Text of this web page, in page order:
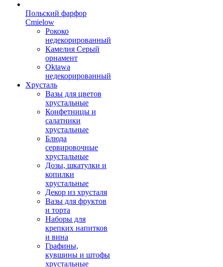
Польский фарфор
Сmielow
Рококо
недекорированный
Камелия Серый
орнамент
Oktawa
недекорированный
Хрусталь
Вазы для цветов
хрустальные
Конфетницы и
салатники
хрустальные
Блюда
сервировочные
хрустальные
Дозы, шкатулки и
копилки
хрустальные
Декор из хрусталя
Вазы для фруктов
и торта
Наборы для
крепких напитков
и вина
Графины,
кувшины и штофы
хрустальные